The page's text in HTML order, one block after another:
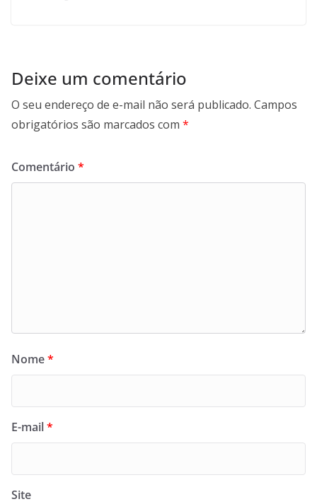
Deixe um comentário
O seu endereço de e-mail não será publicado. Campos
obrigatórios são marcados com *
Comentário *
Nome*
E-mail*
Site